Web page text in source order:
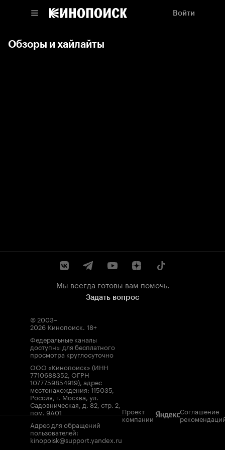
Войти
Обзоры и хайлайты
Мы всегда готовы вам помочь.
Задать вопрос
© 2003–
2026 Кинопоиск. 18+
Федеральные каналы
доступны для бесплатного
просмотра круглосуточно
ООО «Кинопоиск» (ИНН
7710688352, ОГРН
1077759854919), адрес
местонахождения: 115035,
Россия, г. Москва, ул.
Садовническая, д. 82, стр. 2,
пом. 9А01
Адрес для обращений
пользователей:
kinopoisk@support.yandex.ru
Проект
компании
Соглашение